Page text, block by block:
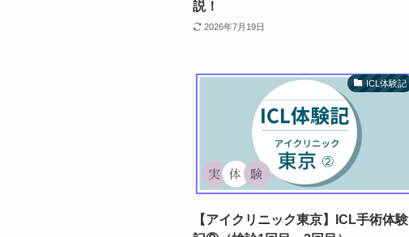
説！
2026年7月19日
ICL体験記
【アイクリニック東京】ICL手術体験